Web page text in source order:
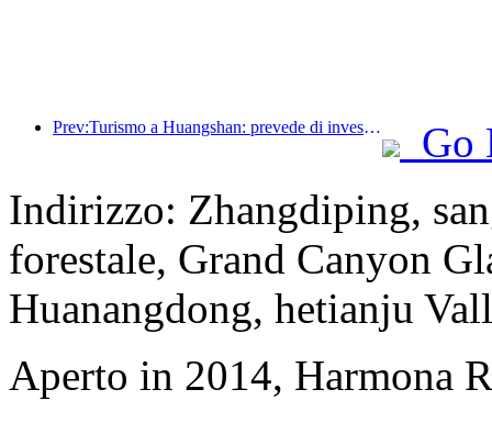
Prev:Turismo a Huangshan: prevede di investire 530 milioni di yuan nella ristrutturazione degli hotel
Go
Indirizzo: Zhangdiping,
forestale, Grand Canyon
Huanangdong, hetianju
Aperto in 2014, Harmona